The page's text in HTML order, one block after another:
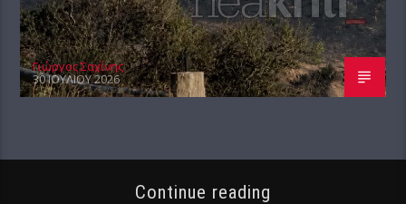
Γιώργος Σαχίνης
30 ΙΟΥΛΊΟΥ 2026
Continue reading